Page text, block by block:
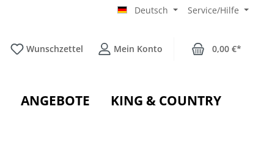
Deutsch Service/Hilfe
Wunschzettel Mein Konto 0,00 €*
ANGEBOTE KING & COUNTRY